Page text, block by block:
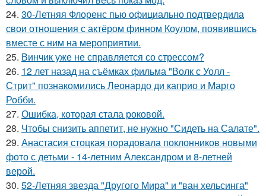
24. 30-Летняя Флоренс пью официально подтвердила
свои отношения с актёром финном Коулом, появившись
вместе с ним на мероприятии.
25. Винчик уже не справляется со стрессом?
26. 12 лет назад на съёмках фильма "Волк с Уолл -
Стрит" познакомились Леонардо ди каприо и Марго
Робби.
27. Ошибка, которая стала роковой.
28. Чтобы снизить аппетит, не нужно "Сидеть на Салате".
29. Анастасия стоцкая порадовала поклонников новыми
фото с детьми - 14-летним Александром и 8-летней
верой.
30. 52-Летняя звезда "Другого Мира" и "ван хельсинга"